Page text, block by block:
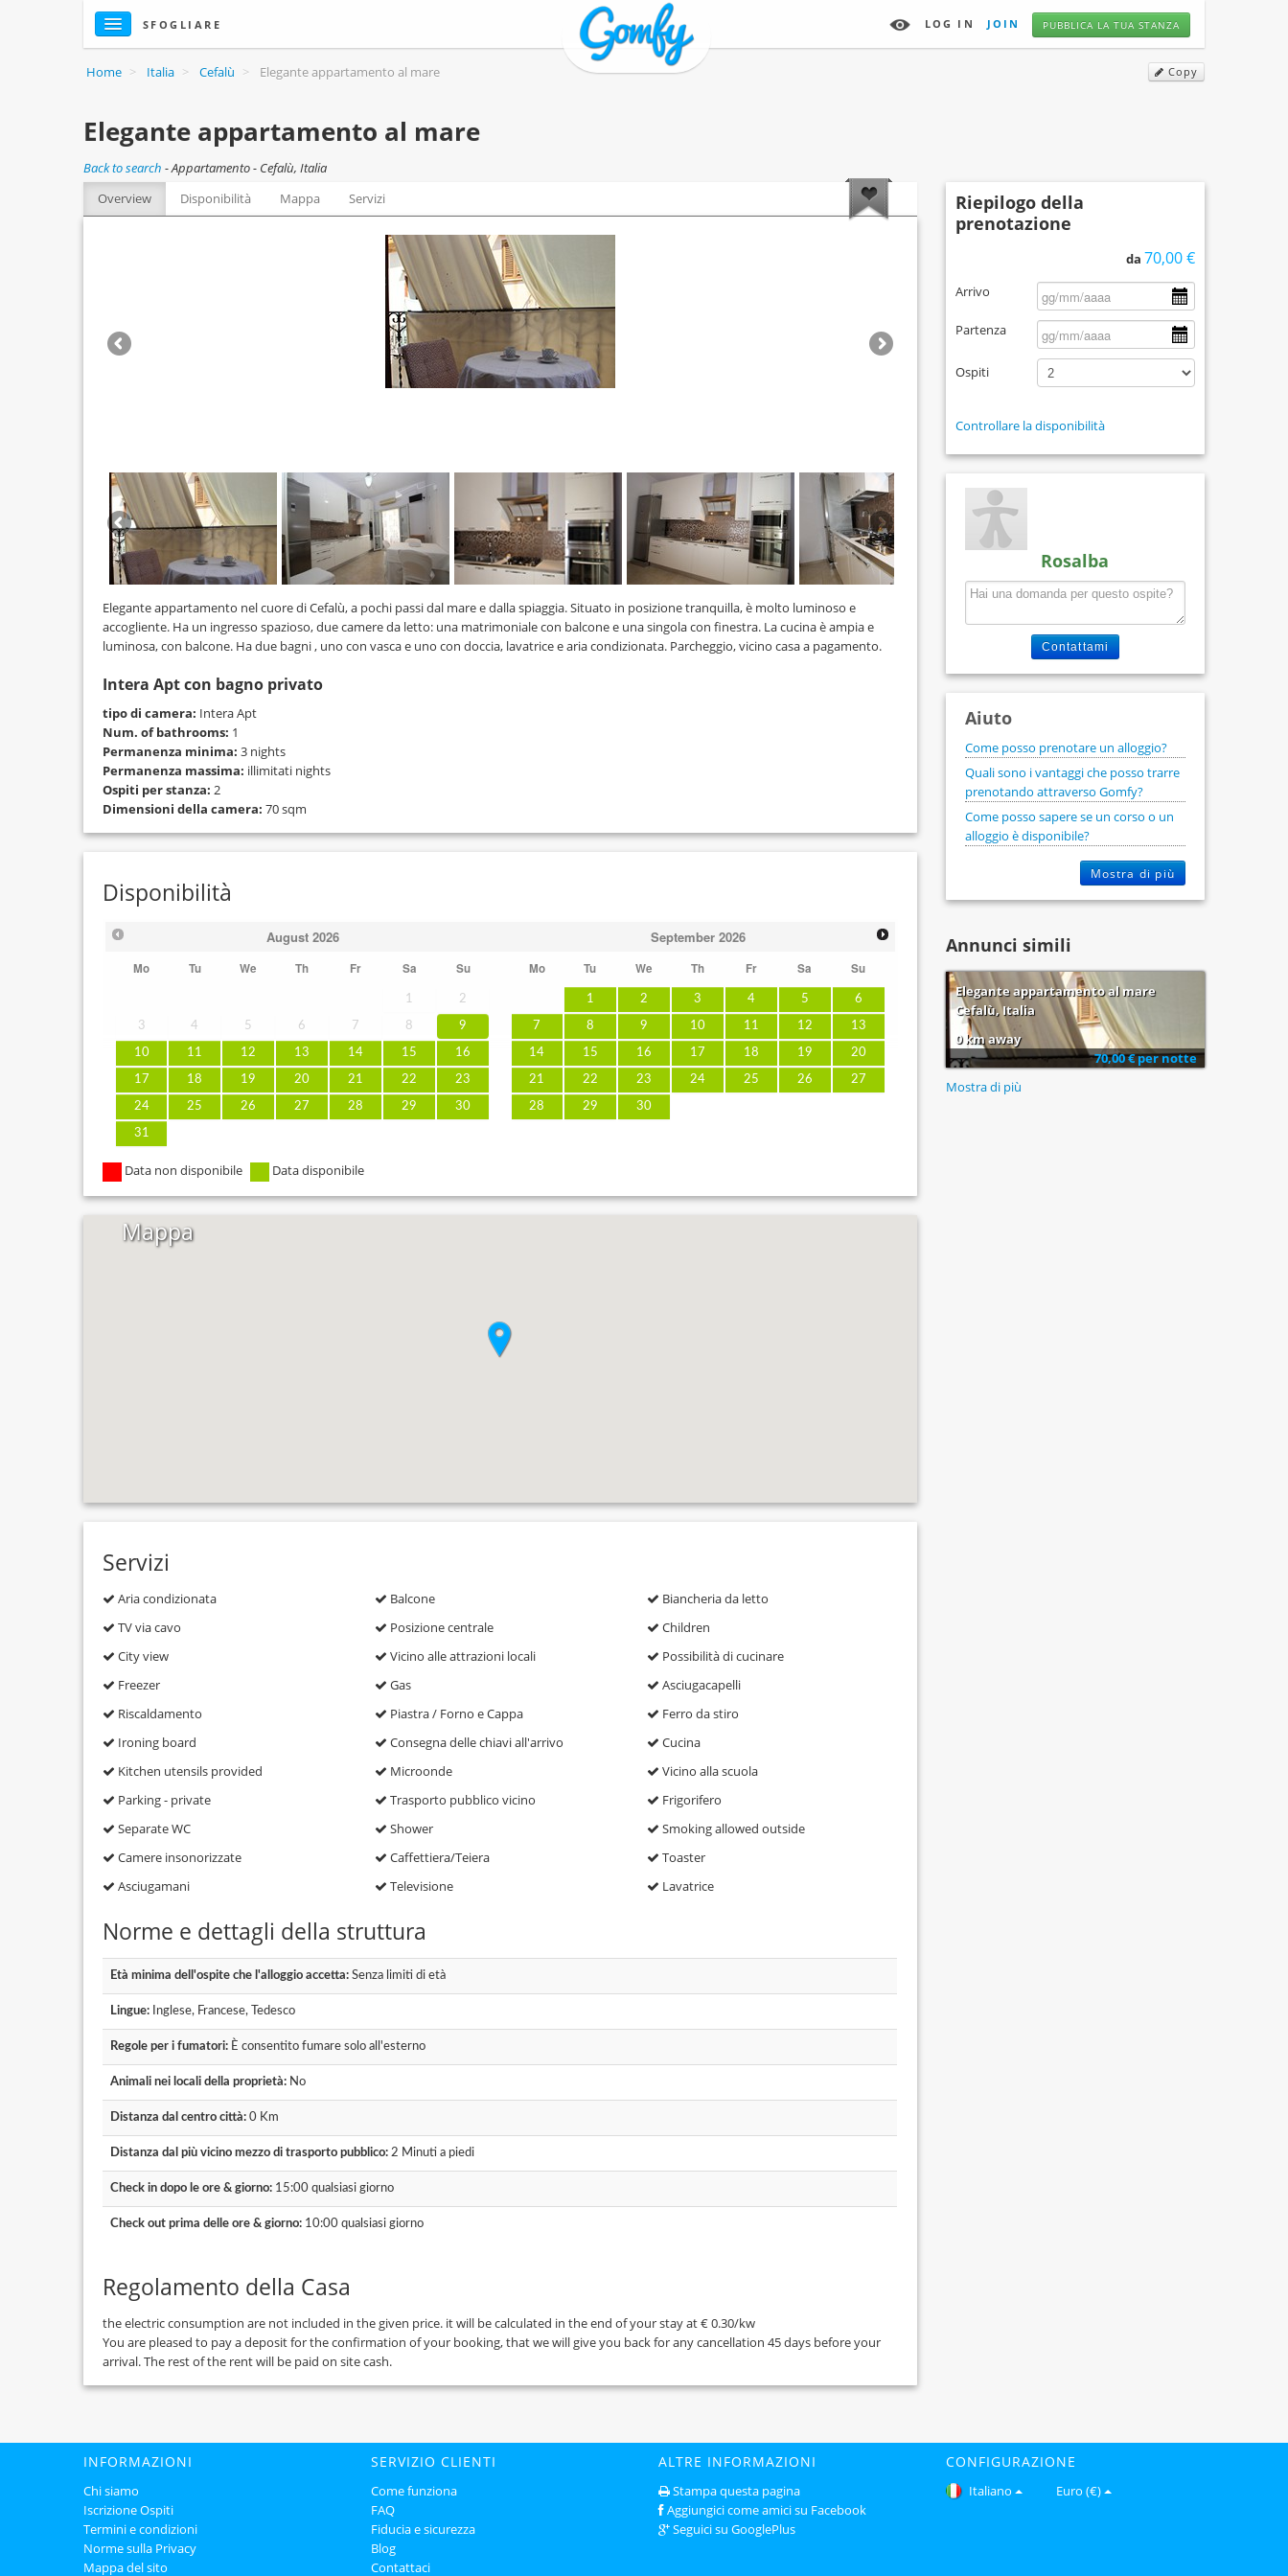
SFOGLIARE LOG IN JOIN PUBBLICA LA TUA STANZA
Copy
Home > Italia > Cefalù > Elegante appartamento al mare
Elegante appartamento al mare
Back to search -Appartamento - Cefalù, Italia
Overview
Disponibilità Mappa Servizi
Elegante appartamento nel cuore di Cefalù, a pochi passi dal mare e dalla spiaggia. Situato in posizione tranquilla, è molto luminoso e
accogliente. Ha un ingresso spazioso, due camere da letto: una matrimoniale con balcone e una singola con finestra. La cucina è ampia e
luminosa, con balcone. Ha due bagni , uno con vasca e uno con doccia, lavatrice e aria condizionata. Parcheggio, vicino casa a pagamento.
Intera Apt con bagno privato
tipo di camera: Intera Apt
Num. of bathrooms: 1
Permanenza minima: 3 nights
Permanenza massima: illimitati nights
Ospiti per stanza: 2
Dimensioni della camera: 70 sqm
Disponibilità
August 2026
Mo Tu We Th Fr Sa Su
1 2
3 4 5 6 7 8 9
10 11 12 13 14 15 16
17 18 19 20 21 22 23
24 25 26 27 28 29 30
31
September 2026
Mo Tu We Th Fr Sa Su
1 2 3 4 5 6
7 8 9 10 11 12 13
14 15 16 17 18 19 20
21 22 23 24 25 26 27
28 29 30
Data non disponibile Data disponibile
Mappa
Servizi
Aria condizionata Balcone
Biancheria da letto
TV via cavo
Posizione centrale
Children
City view
Vicino alle attrazioni locali
Possibilità di cucinare
Freezer
Gas
Asciugacapelli
Riscaldamento
Piastra / Forno e Cappa
Ferro da stiro
Ironing board
Consegna delle chiavi all'arrivo
Cucina
Kitchen utensils provided
Microonde
Vicino alla scuola
Parking - private
Trasporto pubblico vicino
Frigorifero
Separate WC
Shower
Smoking allowed outside
Camere insonorizzate
Caffettiera/Teiera
Toaster
Asciugamani
Televisione Lavatrice
Norme e dettagli della struttura
Età minima dell'ospite che l'alloggio accetta: Senza limiti di età
Lingue: Inglese, Francese, Tedesco
Regole per i fumatori: È consentito fumare solo all'esterno
Animali nei locali della proprietà: No
Distanza dal centro città: 0 Km
Distanza dal più vicino mezzo di trasporto pubblico: 2 Minuti a piedi
Check in dopo le ore & giorno: 15:00 qualsiasi giorno
Check out prima delle ore & giorno: 10:00 qualsiasi giorno
Regolamento della Casa
the electric consumption are not included in the given price. it will be calculated in the end of your stay at € 0.30/kw
You are pleased to pay a deposit for the confirmation of your booking, that we will give you back for any cancellation 45 days before your
arrival. The rest of the rent will be paid on site cash.
Riepilogo della
prenotazione
da 70,00 €
Arrivo
Partenza
Ospiti
Controllare la disponibilità
Rosalba
Contattami
Aiuto
Come posso prenotare un alloggio?
Quali sono i vantaggi che posso trarre
prenotando attraverso Gomfy?
Come posso sapere se un corso o un
alloggio è disponibile?
Mostra di più
Annunci simili
Elegante appartamento al mare
Cefalù, Italia
0 km away
70,00 € per notte
Mostra di più
INFORMAZIONI
Chi siamo
Iscrizione Ospiti
Termini e condizioni
Norme sulla Privacy
Mappa del sito
SERVIZIO CLIENTI
Come funziona
FAQ
Fiducia e sicurezza
Blog
Contattaci
ALTRE INFORMAZIONI
Stampa questa pagina
Aggiungici come amici su Facebook
Seguici su GooglePlus
CONFIGURAZIONE
Italiano Euro (€)